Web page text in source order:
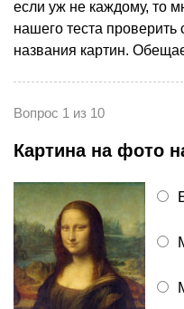
если уж не каждому, то
нашего теста проверить
названия картин.
Вопрос 1 из 10
Картина на фото